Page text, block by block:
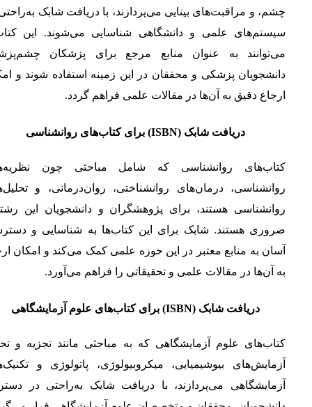
چشم، و مراقبت‌های بینایی می‌پردازند، با دریافت شابک
سیستم‌های علمی و دانشگاهی شناسایی می‌شوند. این
می‌توانند به عنوان منابع مرجع برای پزشکان
دانشجویان پزشکی و محققان در این زمینه استفاده شوند و
ارجاع دقیق به آن‌ها در مقالات علمی فراهم گردد.
دریافت شابک (ISBN) برای کتاب‌های روانشناسی
کتاب‌های روانشناسی که شامل مباحثی چون
روانشناسی، درمان‌های روانشناختی، روان‌درمانی، و
روانشناسی هستند، برای پژوهشگران و دانشجویان این
ضروری هستند. شابک برای این کتاب‌ها به شناسایی و
آسان به منابع معتبر در این حوزه علمی کمک می‌کند و امکان
به آن‌ها در مقالات علمی و تحقیقاتی را فراهم می‌آورد.
دریافت شابک (ISBN) برای کتاب‌های علوم آزمایشگاهی
کتاب‌های علوم آزمایشگاهی که به مباحثی مانند تجزیه و
آزمایش‌های بیوشیمیایی، میکروبیولوژی، پاتولوژی و
آزمایشگاهی می‌پردازند، با دریافت شابک به‌راحتی در